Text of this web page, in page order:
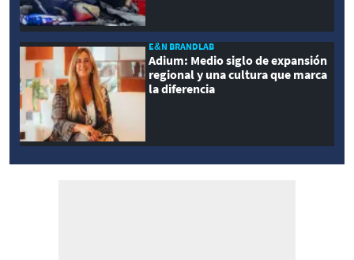
E&N BRANDLAB
Adium: Medio siglo de expansión
regional y una cultura que marca
la diferencia